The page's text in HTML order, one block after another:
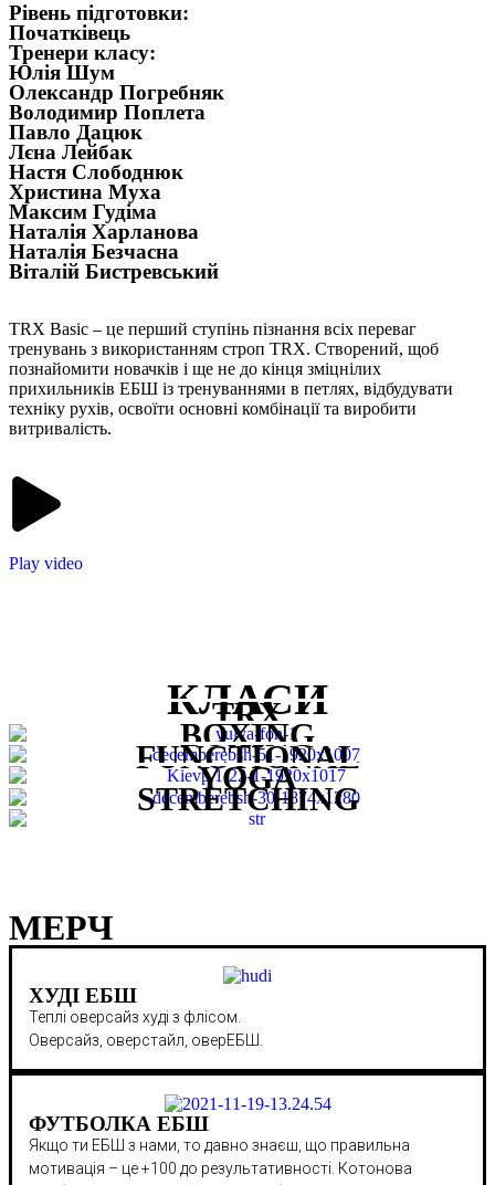
Рівень підготовки:
Початківець
Тренери класу:
Юлія Шум
Олександр Погребняк
Володимир Поплета
Павло Дацюк
Лєна Лейбак
Настя Слободнюк
Христина Муха
Максим Гудіма
Наталія Харланова
Наталія Безчасна
Віталій Бистревський
TRX Basic – це перший ступінь пізнання всіх переваг
тренувань з використанням строп TRX. Створений, щоб
познайомити новачків і ще не до кінця зміцнілих
прихильників ЕБШ із тренуваннями в петлях, відбудувати
техніку рухів, освоїти основні комбінації та виробити
витривалість.
Play video
КЛАСИ
TRX
BOXING
FUNCTIONAL
YOGA
STRETCHING
МЕРЧ
ХУДІ ЕБШ
Теплі оверсайз худі з флісом.
Оверсайз, оверстайл, оверЕБШ.
ФУТБОЛКА ЕБШ
Якщо ти ЕБШ з нами, то давно знаєш, що правильна
мотивація – це +100 до результативності. Котонова